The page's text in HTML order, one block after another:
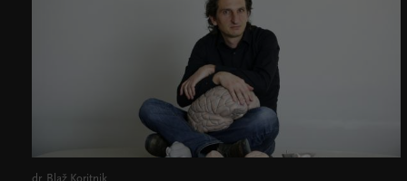
dr. Blaž Koritnik